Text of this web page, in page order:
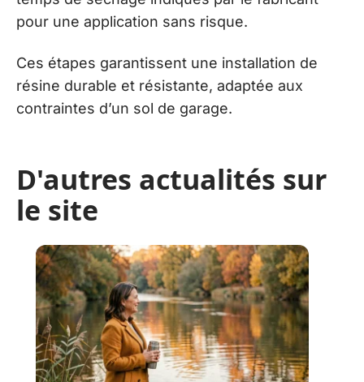
pour une application sans risque.
Ces étapes garantissent une installation de
résine durable et résistante, adaptée aux
contraintes d’un sol de garage.
D'autres actualités sur
le site